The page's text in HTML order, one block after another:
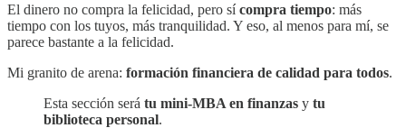
El dinero no compra la felicidad, pero sícompra tiempo: más
tiempo con los tuyos, más tranquilidad. Y eso, al menos para mí, se
parece bastante a la felicidad.
Mi granito de arena: formación financiera de calidad para todos.
Esta sección será tu mini-MBA en finanzas y tu
biblioteca personal.